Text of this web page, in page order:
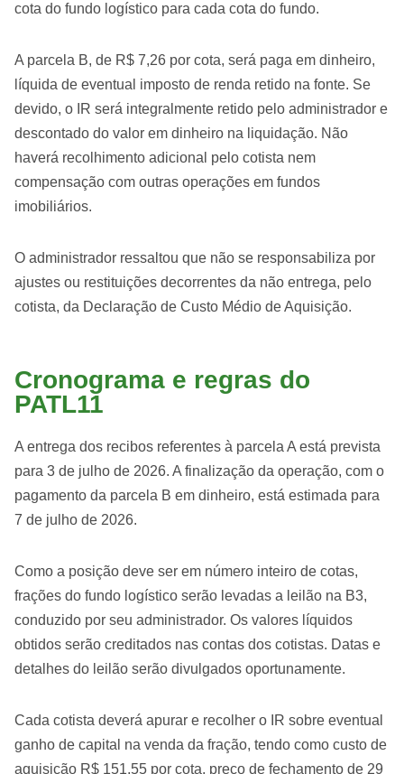
cota do fundo logístico para cada cota do fundo.
A parcela B, de R$ 7,26 por cota, será paga em dinheiro,
líquida de eventual imposto de renda retido na fonte. Se
devido, o IR será integralmente retido pelo administrador e
descontado do valor em dinheiro na liquidação. Não
haverá recolhimento adicional pelo cotista nem
compensação com outras operações em fundos
imobiliários.
O administrador ressaltou que não se responsabiliza por
ajustes ou restituições decorrentes da não entrega, pelo
cotista, da Declaração de Custo Médio de Aquisição.
Cronograma e regras do
PATL11
A entrega dos recibos referentes à parcela A está prevista
para 3 de julho de 2026. A finalização da operação, com o
pagamento da parcela B em dinheiro, está estimada para
7 de julho de 2026.
Como a posição deve ser em número inteiro de cotas,
frações do fundo logístico serão levadas a leilão na B3,
conduzido por seu administrador. Os valores líquidos
obtidos serão creditados nas contas dos cotistas. Datas e
detalhes do leilão serão divulgados oportunamente.
Cada cotista deverá apurar e recolher o IR sobre eventual
ganho de capital na venda da fração, tendo como custo de
aquisição R$ 151,55 por cota, preço de fechamento de 29